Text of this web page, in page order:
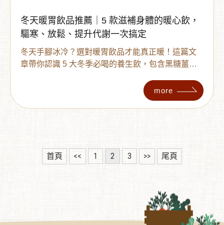
冬天暖胃飲品推薦｜5 款滋補身體的暖心飲，
驅寒、放鬆、提升代謝一次搞定
冬天手腳冰冷？選對暖胃飲品才能真正暖！這篇文
章帶你認識 5 大冬季必喝的養生飲，包含黑糖薑母
並依體質教你如何挑選最適合的暖身飲！more
首頁 << 1 2 3 >> 尾頁